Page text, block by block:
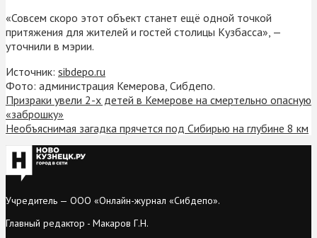
«Совсем скоро этот объект станет ещё одной точкой
притяжения для жителей и гостей столицы Кузбасса», —
уточнили в мэрии.
Источник: sibdepo.ru
Фото: администрация Кемерова, Сибдепо.
Призраки увели 2-х детей в Кемерове на смертельно опасную
«заброшку»
Необъяснимая загадка прячется под Сибирью на глубине 8 км
Учредитель — ООО «Онлайн-журнал «Сибдепо».
Главный редактор - Макаров Г.Н.